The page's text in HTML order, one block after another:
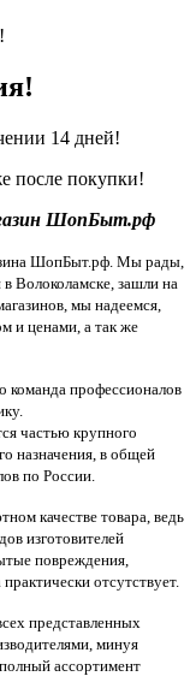
14 дней!
после покупки!
ШопБыт.рф
ШопБыт.рф. Мы рады,
Волоколамске, зашли на
мы надеемся,
и ценами, а так же
профессионалов
частью крупного
назначения, в общей
по России.
качестве товара, ведь
изготовителей
повреждения,
отсутствует.
представленных
минуя
ассортимент